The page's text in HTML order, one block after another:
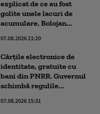
explicat de ce au fost
golite unele lacuri de
acumulare. Bolojan...
07.08.2026 21:20
Cărțile electronice de
identitate, gratuite cu
bani din PNRR. Guvernul
schimbă regulile...
07.08.2026 15:31